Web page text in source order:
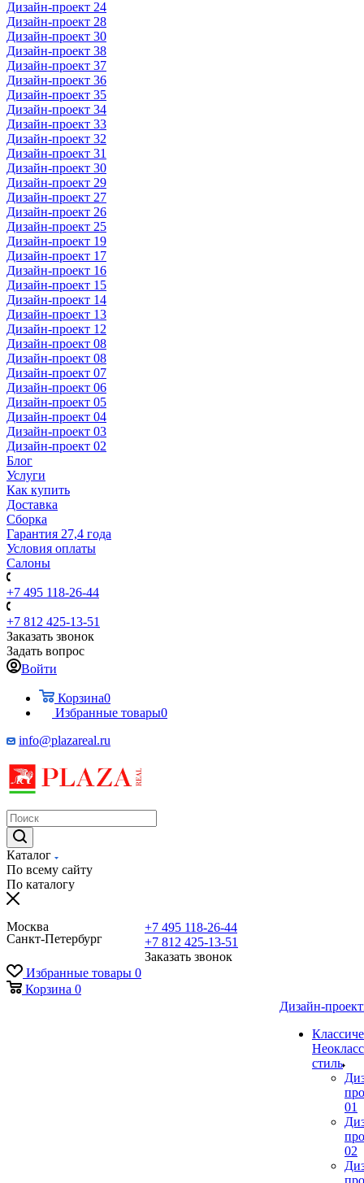
Дизайн-проект 24
Дизайн-проект 28
Дизайн-проект 30
Дизайн-проект 38
Дизайн-проект 37
Дизайн-проект 36
Дизайн-проект 35
Дизайн-проект 34
Дизайн-проект 33
Дизайн-проект 32
Дизайн-проект 31
Дизайн-проект 30
Дизайн-проект 29
Дизайн-проект 27
Дизайн-проект 26
Дизайн-проект 25
Дизайн-проект 19
Дизайн-проект 17
Дизайн-проект 16
Дизайн-проект 15
Дизайн-проект 14
Дизайн-проект 13
Дизайн-проект 12
Дизайн-проект 08
Дизайн-проект 08
Дизайн-проект 07
Дизайн-проект 06
Дизайн-проект 05
Дизайн-проект 04
Дизайн-проект 03
Дизайн-проект 02
Блог
Услуги
Как купить
Доставка
Сборка
Гарантия 27,4 года
Условия оплаты
Салоны
+7 495 118-26-44
+7 812 425-13-51
Заказать звонок
Задать вопрос
Войти
Корзина0
Избранные товары0
info@plazareal.ru
Каталог
По всему сайту
По каталогу
Москва
Санкт-Петербург
+7 495 118-26-44
+7 812 425-13-51
Заказать звонок
Избранные товары 0
Корзина 0
Дизайн-
стиль
01
02